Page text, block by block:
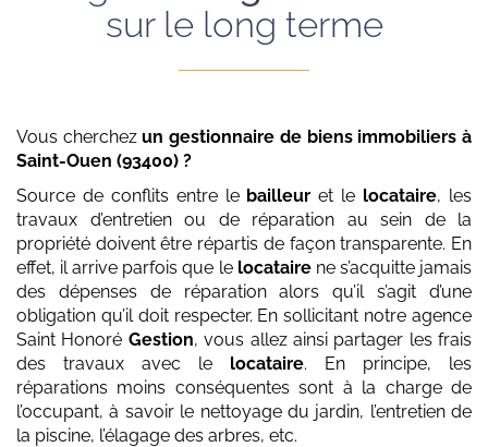
sur le long terme
Vous cherchezun gestionnaire de biens immobiliers à
Saint-Ouen (93400) ?
Source de conflits entre le bailleur et le locataire, les
travaux d’entretien ou de réparation au sein de la
propriété doivent être répartis de façon transparente. En
effet, il arrive parfois que le locatairene s’acquitte jamais
des dépenses de réparation alors qu’il s’agit d’une
obligation qu’il doit respecter. En sollicitant notre agence
Saint Honoré Gestion, vous allez ainsi partager les frais
des travaux avec le locataire. En principe, les
réparations moins conséquentes sont à la charge de
l’occupant, à savoir le nettoyage du jardin, l’entretien de
la piscine, l’élagage des arbres, etc.